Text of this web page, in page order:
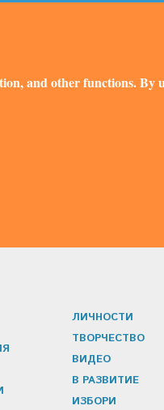
and other functions. By
ЛИЧНОСТИ
ТВОРЧЕСТВО
ВИДЕО
В РАЗВИТИЕ
ИЗБОРИ